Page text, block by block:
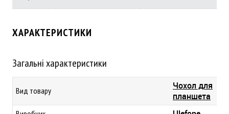
ХАРАКТЕРИСТИКИ
Загальні характеристики
Вид товару
Чохол для
планшета